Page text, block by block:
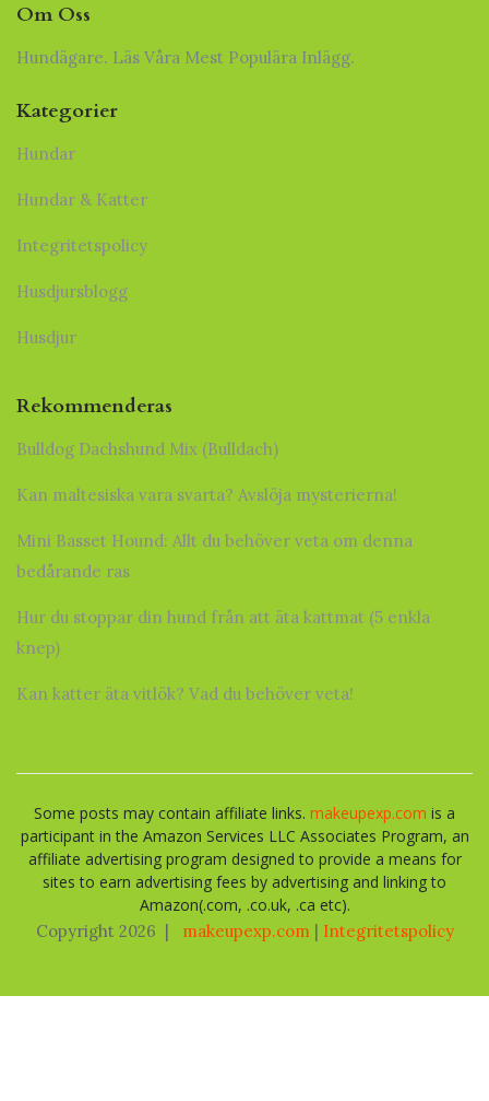
Om Oss
Hundägare. Läs Våra Mest Populära Inlägg.
Kategorier
Hundar
Hundar & Katter
Integritetspolicy
Husdjursblogg
Husdjur
Rekommenderas
Bulldog Dachshund Mix (Bulldach)
Kan maltesiska vara svarta? Avslöja mysterierna!
Mini Basset Hound: Allt du behöver veta om denna
bedårande ras
Hur du stoppar din hund från att äta kattmat (5 enkla
knep)
Kan katter äta vitlök? Vad du behöver veta!
Some posts may contain affiliate links. makeupexp.com is a
participant in the Amazon Services LLC Associates Program, an
affiliate advertising program designed to provide a means for
sites to earn advertising fees by advertising and linking to
Amazon(.com, .co.uk, .ca etc).
Copyright 2026 | makeupexp.com| Integritetspolicy